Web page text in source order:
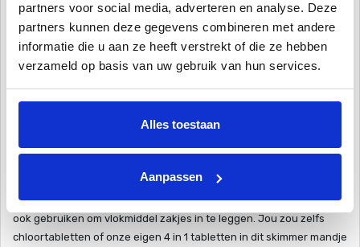
partners voor social media, adverteren en analyse. Deze
partners kunnen deze gegevens combineren met andere
informatie die u aan ze heeft verstrekt of die ze hebben
verzameld op basis van uw gebruik van hun services.
Alles toestaan
Aanpassen
Specificaties
Binnen diameter boven: 187mm
Naast het tegenhouden van grof vuil kun je een skimmermandje
ook gebruiken om vlokmiddel zakjes in te leggen. Jou zou zelfs
chloortabletten of onze eigen 4 in 1 tabletten in dit skimmer mandje